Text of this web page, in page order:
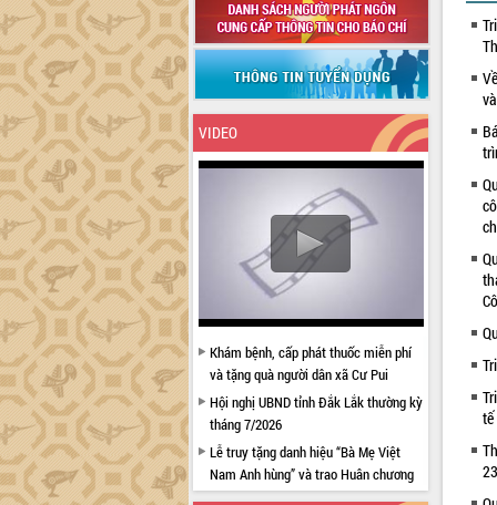
VIDEO
Khám bệnh, cấp phát thuốc miễn phí
và tặng quà người dân xã Cư Pui
Hội nghị UBND tỉnh Đắk Lắk thường kỳ
tháng 7/2026
Lễ truy tặng danh hiệu “Bà Mẹ Việt
Nam Anh hùng” và trao Huân chương
Lao động